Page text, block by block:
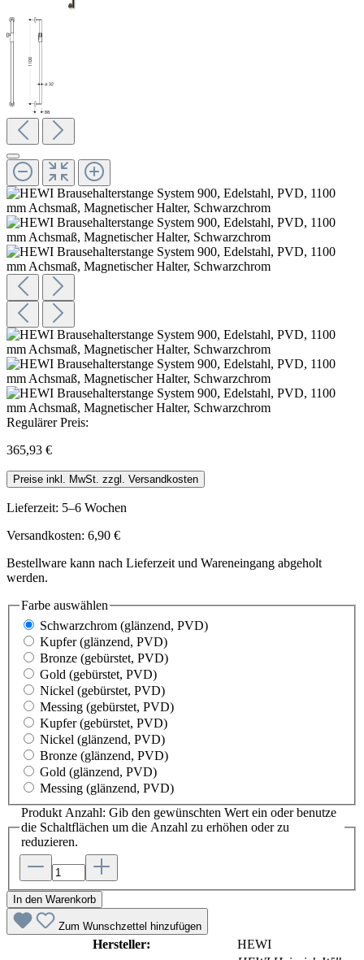
Regulärer Preis:
365,93 €
Preise inkl. MwSt. zzgl. Versandkosten
Lieferzeit: 5–6 Wochen
Versandkosten: 6,90 €
Bestellware kann nach Lieferzeit und Wareneingang abgeholt
werden.
Farbe auswählen
Schwarzchrom (glänzend, PVD)
Kupfer (glänzend, PVD)
Bronze (gebürstet, PVD)
Gold (gebürstet, PVD)
Nickel (gebürstet, PVD)
Messing (gebürstet, PVD)
Kupfer (gebürstet, PVD)
Nickel (glänzend, PVD)
Bronze (glänzend, PVD)
Gold (glänzend, PVD)
Messing (glänzend, PVD)
Produkt Anzahl: Gib den gewünschten Wert ein oder benutze
die Schaltflächen um die Anzahl zu erhöhen oder zu
reduzieren.
In den Warenkorb
Zum Wunschzettel hinzufügen
Hersteller:
HEWI